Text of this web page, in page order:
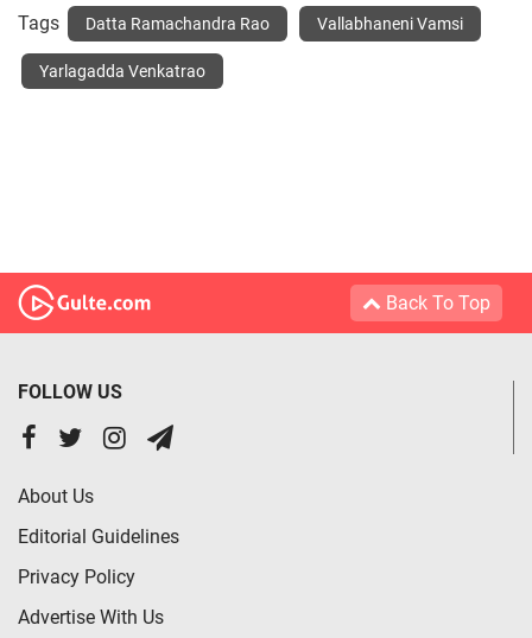
Tags Datta Ramachandra Rao Vallabhaneni Vamsi
Yarlagadda Venkatrao
Back To Top
FOLLOW US
About Us
Editorial Guidelines
Privacy Policy
Advertise With Us